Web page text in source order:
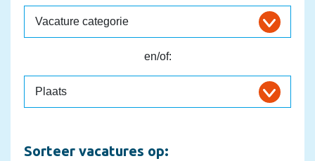
en/of:
Sorteer vacatures op: